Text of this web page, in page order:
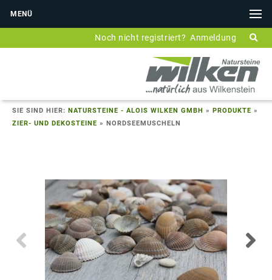
MENÜ
Anmeldung
Noch nicht registriert?
SIE SIND HIER: NATURSTEINE - ALOIS WILKEN GMBH » PRODUKTE »
ZIER- UND DEKOSTEINE » NORDSEEMUSCHELN